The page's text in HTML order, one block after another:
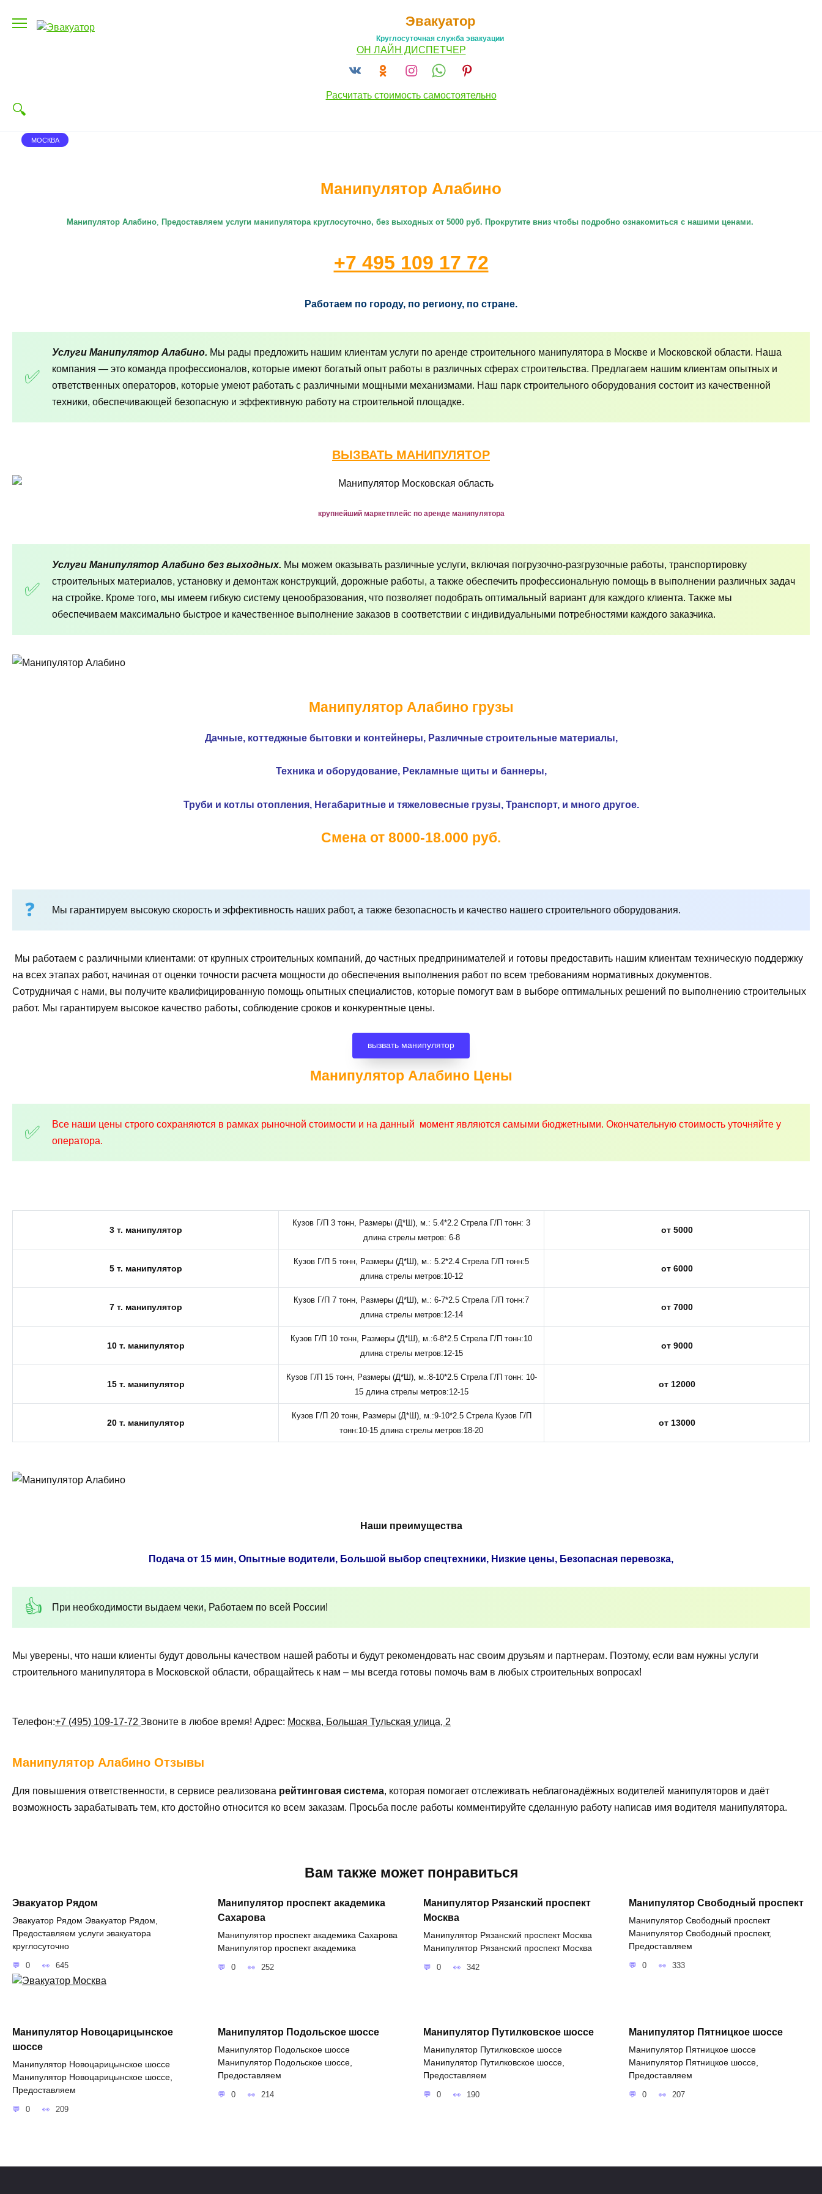
Эвакуатор
Круглосуточная служба эвакуации
ОН ЛАЙН ДИСПЕТЧЕР
Расчитать стоимость самостоятельно
МОСКВА
Манипулятор Алабино
Манипулятор Алабино, Предоставляем услуги манипулятора круглосуточно, без выходных от 5000 руб. Прокрутите вниз чтобы подробно ознакомиться с нашими ценами.
+7 495 109 17 72
Работаем по городу, по региону, по стране.
Услуги Манипулятор Алабино. Мы рады предложить нашим клиентам услуги по аренде строительного манипулятора в Москве и Московской области. Наша
компания — это команда профессионалов, которые имеют богатый опыт работы в различных сферах строительства. Предлагаем нашим клиентам опытных и
ответственных операторов, которые умеют работать с различными мощными механизмами. Наш парк строительного оборудования состоит из качественной
техники, обеспечивающей безопасную и эффективную работу на строительной площадке.
ВЫЗВАТЬ МАНИПУЛЯТОР
крупнейший маркетплейс по аренде манипулятора
Услуги Манипулятор Алабино без выходных. Мы можем оказывать различные услуги, включая погрузочно-разгрузочные работы, транспортировку
строительных материалов, установку и демонтаж конструкций, дорожные работы, а также обеспечить профессиональную помощь в выполнении различных задач
на стройке. Кроме того, мы имеем гибкую систему ценообразования, что позволяет подобрать оптимальный вариант для каждого клиента. Также мы
обеспечиваем максимально быстрое и качественное выполнение заказов в соответствии с индивидуальными потребностями каждого заказчика.
Манипулятор Алабино грузы
Дачные, коттеджные бытовки и контейнеры, Различные строительные материалы,
Техника и оборудование, Рекламные щиты и баннеры,
Труби и котлы отопления, Негабаритные и тяжеловесные грузы, Транспорт, и много другое.
Смена от 8000-18.000 руб.
Мы гарантируем высокую скорость и эффективность наших работ, а также безопасность и качество нашего строительного оборудования.
Мы работаем с различными клиентами: от крупных строительных компаний, до частных предпринимателей и готовы предоставить нашим клиентам техническую поддержку
на всех этапах работ, начиная от оценки точности расчета мощности до обеспечения выполнения работ по всем требованиям нормативных документов.
Сотрудничая с нами, вы получите квалифицированную помощь опытных специалистов, которые помогут вам в выборе оптимальных решений по выполнению строительных
работ. Мы гарантируем высокое качество работы, соблюдение сроков и конкурентные цены.
вызвать манипулятор
Манипулятор Алабино Цены
Все наши цены строго сохраняются в рамках рыночной стоимости и на данный момент являются самыми бюджетными. Окончательную стоимость уточняйте у
оператора.
3 т. манипулятор
Кузов Г/П 3 тонн, Размеры (Д*Ш), м.: 5.4*2.2 Стрела Г/П тонн: 3
длина стрелы метров: 6-8
от 5000
5 т. манипулятор
Кузов Г/П 5 тонн, Размеры (Д*Ш), м.: 5.2*2.4 Стрела Г/П тонн:5
длина стрелы метров:10-12
от 6000
7 т. манипулятор
Кузов Г/П 7 тонн, Размеры (Д*Ш), м.: 6-7*2.5 Стрела Г/П тонн:7
длина стрелы метров:12-14
от 7000
10 т. манипулятор
Кузов Г/П 10 тонн, Размеры (Д*Ш), м.:6-8*2.5 Стрела Г/П тонн:10
длина стрелы метров:12-15
от 9000
15 т. манипулятор
Кузов Г/П 15 тонн, Размеры (Д*Ш), м.:8-10*2.5 Стрела Г/П тонн: 10-
15 длина стрелы метров:12-15
от 12000
20 т. манипулятор
Кузов Г/П 20 тонн, Размеры (Д*Ш), м.:9-10*2.5 Стрела Кузов Г/П
тонн:10-15 длина стрелы метров:18-20
от 13000
Наши преимущества
Подача от 15 мин, Опытные водители, Большой выбор спецтехники, Низкие цены, Безопасная перевозка,
При необходимости выдаем чеки, Работаем по всей России!
Мы уверены, что наши клиенты будут довольны качеством нашей работы и будут рекомендовать нас своим друзьям и партнерам. Поэтому, если вам нужны услуги
строительного манипулятора в Московской области, обращайтесь к нам – мы всегда готовы помочь вам в любых строительных вопросах!
Телефон:+7 (495) 109-17-72 Звоните в любое время! Адрес: Москва, Большая Тульская улица, 2
Манипулятор Алабино Отзывы
Для повышения ответственности, в сервисе реализована рейтинговая система, которая помогает отслеживать неблагонадёжных водителей манипуляторов и даёт
возможность зарабатывать тем, кто достойно относится ко всем заказам. Просьба после работы комментируйте сделанную работу написав имя водителя манипулятора.
Вам также может понравиться
Эвакуатор Рядом
Эвакуатор Рядом Эвакуатор Рядом,
Предоставляем услуги эвакуатора
круглосуточно
0 645
Манипулятор проспект академика
Сахарова
Манипулятор проспект академика Сахарова
Манипулятор проспект академика
0 252
Манипулятор Рязанский проспект
Москва
Манипулятор Рязанский проспект Москва
Манипулятор Рязанский проспект Москва
0 342
Манипулятор Свободный проспект
Манипулятор Свободный проспект
Манипулятор Свободный проспект,
Предоставляем
0 333
Манипулятор Новоцарицынское
шоссе
Манипулятор Новоцарицынское шоссе
Манипулятор Новоцарицынское шоссе,
Предоставляем
0 209
Манипулятор Подольское шоссе
Манипулятор Подольское шоссе
Манипулятор Подольское шоссе,
Предоставляем
0 214
Манипулятор Путилковское шоссе
Манипулятор Путилковское шоссе
Манипулятор Путилковское шоссе,
Предоставляем
0 190
Манипулятор Пятницкое шоссе
Манипулятор Пятницкое шоссе
Манипулятор Пятницкое шоссе,
Предоставляем
0 207